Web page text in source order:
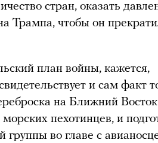
стран, оказать
Трампа, чтобы он
план войны, кажется,
и сам факт
на Ближний Восток
пехотинцев, и
группы во главе с